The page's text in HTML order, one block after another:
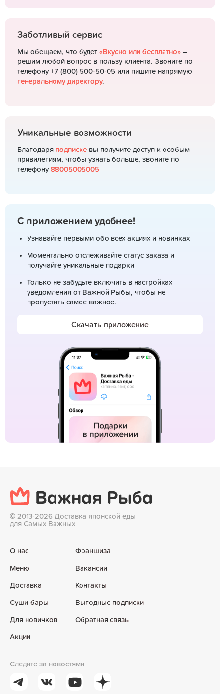
Заботливый сервис
Мы обещаем, что будет «Вкусно или бесплатно» –
решим любой вопрос в пользу клиента. Звоните по
телефону +7 (800) 500-50-05 или пишите напрямую
генеральному директору.
Уникальные возможности
Благодаря подписке вы получите доступ к особым
привилегиям, чтобы узнать больше, звоните по
телефону 88005005005
С приложением удобнее!
Узнавайте первыми обо всех акциях и новинках
Моментально отслеживайте статус заказа и
получайте уникальные подарки
Только не забудьте включить в настройках
уведомления от Важной Рыбы, чтобы не
пропустить самое важное.
Скачать приложение
© 2013-2026 Доставка японской еды
для Самых Важных
О нас
Меню
Доставка
Суши-бары
Для новичков
Акции
Франшиза
Вакансии
Контакты
Выгодные подписки
Обратная связь
Следите за новостями